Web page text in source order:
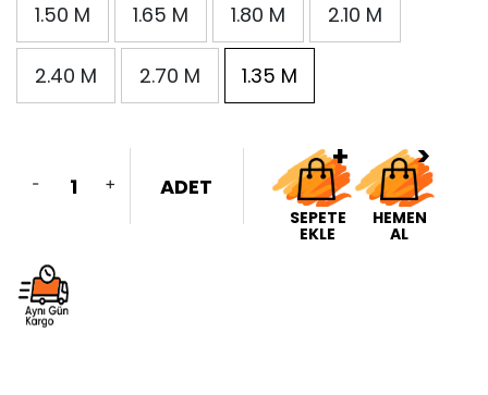
1.50 M 1.65 M 1.80 M 2.10 M
2.40 M 2.70 M 1.35 M
- + ADET
SEPETE
EKLE
HEMEN
AL